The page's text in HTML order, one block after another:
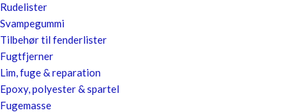
Rudelister
Svampegummi
Tilbehør til fenderlister
Fugtfjerner
Lim, fuge & reparation
Epoxy, polyester & spartel
Fugemasse